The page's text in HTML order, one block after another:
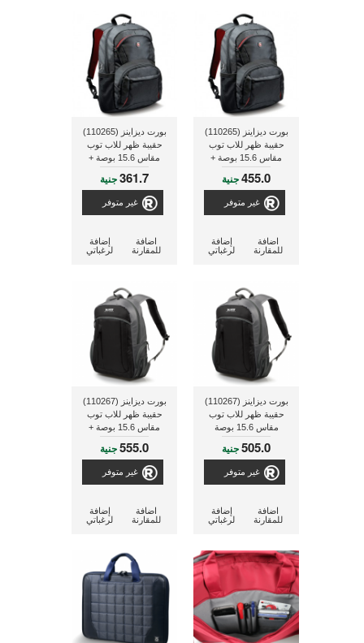
بورت ديزاينز (110265)
حقيبة ظهر للاب توب
مقاس 15.6 بوصة +
جينيس بطارية شحن
خارجية محمولة سعة
U261)
455.0جنية
غير متوفر
إضافة
لرغباتي
اضافة
للمقارنة
بورت ديزاينز (110265)
حقيبة ظهر للاب توب
مقاس 15.6 بوصة +
ماوس لاسلكى جينيس
(905) + سماعة رأس
200C)
361.7جنية
غير متوفر
إضافة
لرغباتي
اضافة
للمقارنة
بورت ديزاينز (110267)
حقيبة ظهر للاب توب
مقاس 15.6 بوصة
505.0جنية
غير متوفر
إضافة
لرغباتي
اضافة
للمقارنة
بورت ديزاينز (110267)
حقيبة ظهر للاب توب
مقاس 15.6 بوصة +
بطارية شحن خارجية سعة
3000 ملى أمبير
555.0جنية
غير متوفر
إضافة
لرغباتي
اضافة
للمقارنة